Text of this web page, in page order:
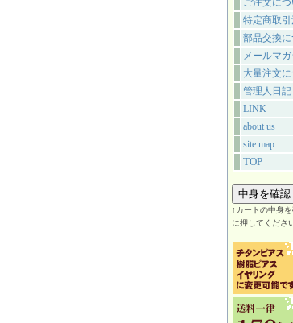
ご注文につ
特定商取
部品交換
メールマ
大量注文
管理人日記
LINK
about us
site map
TOP
↑カートの中身
に押してくださ